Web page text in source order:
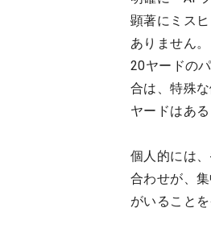
顕著にミス
ありません。
20ヤードの
合は、特殊
ヤードはあ
個人的には
合わせが、
がいること